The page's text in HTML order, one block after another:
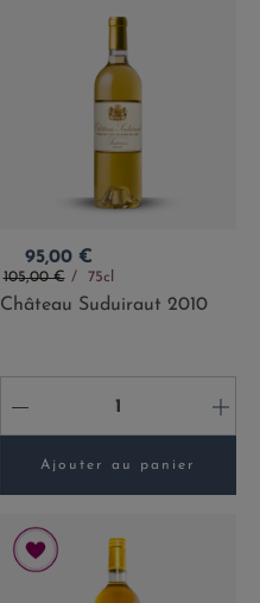
Prix
95,00 €
Prix de base
105,00 € 75cl
Château Suduiraut 2010
- +
Ajouter au panier